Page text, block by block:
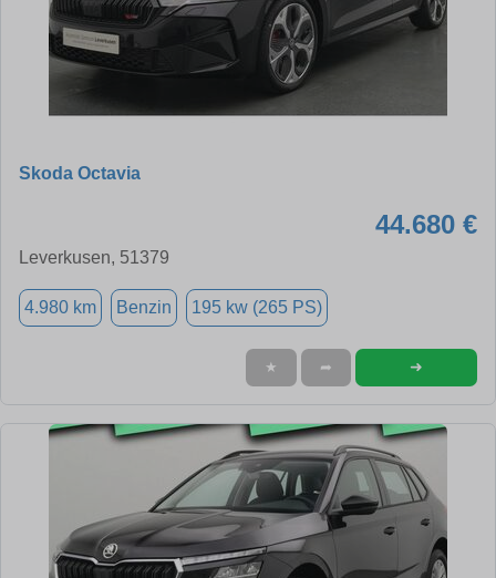
Skoda Octavia
44.680 €
Leverkusen, 51379
4.980 km Benzin 195 kw (265 PS)
★ ➦ ➜